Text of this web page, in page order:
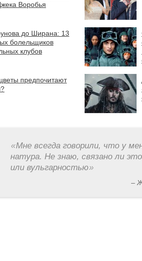
Воробья
до Ширана: 13
болельщиков
клубов
предпочитают
«Мне всегда говорили, что у
натура. Не знаю, связано ли
или вульгарностью»
–